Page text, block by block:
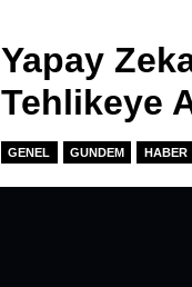
Yapay
Tehlikeye
GENEL GUNDEM HABER